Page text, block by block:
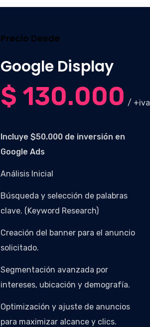
Precio Desde
Google Display
$ 130.000 / +iva
Incluye $50.000 de inversión en
Google Ads
Análisis Inicial
Búsqueda y selección de palabras
clave. (Keyword Research)
Creación del banner para el anuncio
solicitado.
Segmentación avanzada por
intereses, ubicación y demografía.
Optimización y ajuste de anuncios
para maximizar alcance y clics.